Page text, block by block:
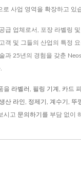
로 사업 영역을 확장하고 있
급 업체로서, 포장 라벨링 및
객 및 그들의 산업의 특정
과 25년의 경험을 갖춘
을 라벨러 필링 기계 카드
산 라인 정제기 계수기 뚜
시고 문의하기 를 부담 없이